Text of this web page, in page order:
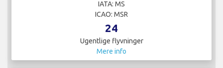
IATA: MS
ICAO: MSR
24
Ugentlige flyvninger
Mere info